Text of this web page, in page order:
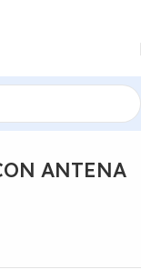
ANTENA